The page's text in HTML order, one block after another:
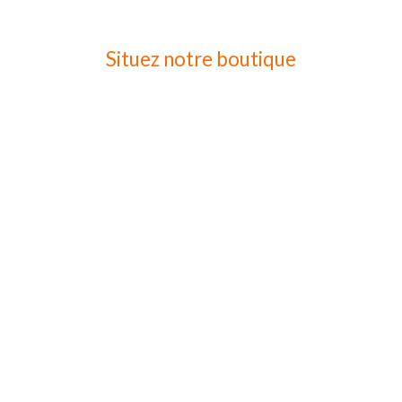
Situez notre boutique